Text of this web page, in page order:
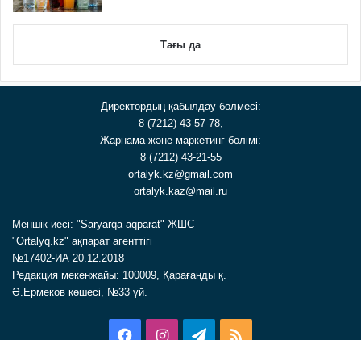
Тағы да
Директордың қабылдау бөлмесі:
8 (7212) 43-57-78,
Жарнама және маркетинг бөлімі:
8 (7212) 43-21-55
ortalyk.kz@gmail.com
ortalyk.kaz@mail.ru
Меншік иесі: "Saryarqa aqparat" ЖШС
"Ortalyq.kz" ақпарат агенттігі
№17402-ИА 20.12.2018
Редакция мекенжайы: 100009, Қарағанды қ.
Ә.Ермеков көшесі, №33 үй.
FacebookInstagramTelegram